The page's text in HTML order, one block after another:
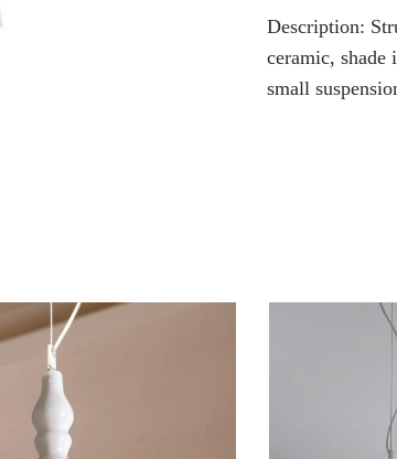
Description:
ceramic,
small